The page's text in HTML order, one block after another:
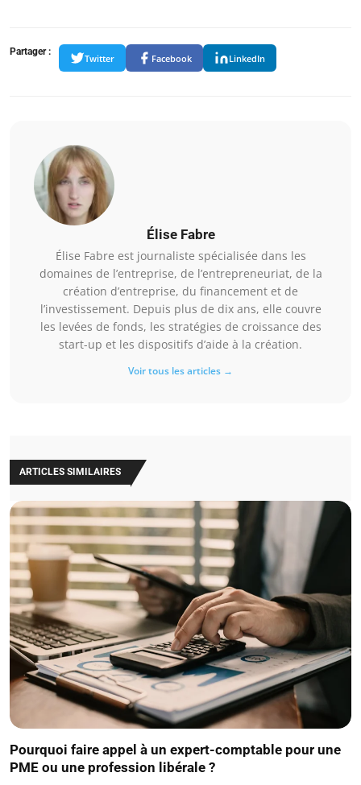
Partager :
Twitter Facebook LinkedIn
Élise Fabre
Élise Fabre est journaliste spécialisée dans les
domaines de l’entreprise, de l’entrepreneuriat, de la
création d’entreprise, du financement et de
l’investissement. Depuis plus de dix ans, elle couvre
les levées de fonds, les stratégies de croissance des
start-up et les dispositifs d’aide à la création.
Voir tous les articles →
ARTICLES SIMILAIRES
Pourquoi faire appel à un expert-comptable pour une
PME ou une profession libérale ?